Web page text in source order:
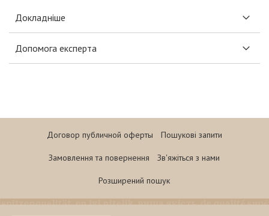
Докладніше
Допомога експерта
Договор публичной оферты Пошукові запити
Замовлення та повернення Зв'яжіться з нами
Розширений пошук